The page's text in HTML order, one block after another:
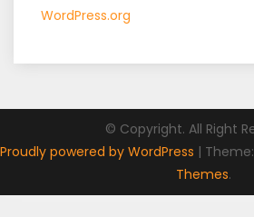
WordPress.org
© Copyright. All Right
Proudly powered by WordPress |
Themes.